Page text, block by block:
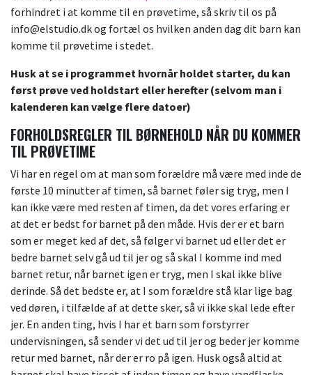
forhindret i at komme til en prøvetime, så skriv til os på
info@elstudio.dk og fortæl os hvilken anden dag dit barn kan
komme til prøvetime i stedet.
Husk at se i programmet hvornår holdet starter, du kan
først prøve ved holdstart eller herefter (selvom man i
kalenderen kan vælge flere datoer)
FORHOLDSREGLER TIL BØRNEHOLD NÅR DU KOMMER
TIL PRØVETIME
Vi har en regel om at man som forældre må være med inde de
første 10 minutter af timen, så barnet føler sig tryg, men I
kan ikke være med resten af timen, da det vores erfaring er
at det er bedst for barnet på den måde. Hvis der er et barn
som er meget ked af det, så følger vi barnet ud eller det er
bedre barnet selv gå ud til jer og så skal I komme ind med
barnet retur, når barnet igen er tryg, men I skal ikke blive
derinde. Så det bedste er, at I som forældre stå klar lige bag
ved døren, i tilfælde af at dette sker, så vi ikke skal lede efter
jer. En anden ting, hvis I har et barn som forstyrrer
undervisningen, så sender vi det ud til jer og beder jer komme
retur med barnet, når der er ro på igen. Husk også altid at